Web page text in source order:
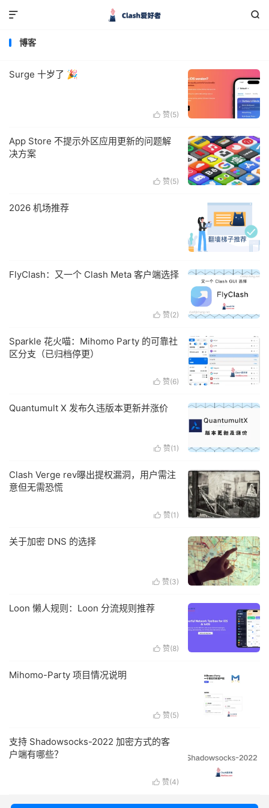


博客
Surge 十岁了 🎉
 赞(5)
App Store 不提示外区应用更新的问题解
决方案
 赞(5)
2026 机场推荐
FlyClash：又一个 Clash Meta 客户端选择
 赞(2)
Sparkle 花火喵：Mihomo Party 的可靠社
区分支（已归档停更）
 赞(6)
Quantumult X 发布久违版本更新并涨价
 赞(1 )
Clash Verge rev曝出提权漏洞，用户需注
意但无需恐慌
 赞(1 )
关于加密 DNS 的选择
 赞(3)
Loon 懒人规则：Loon 分流规则推荐
 赞(8)
Mihomo-Party 项目情况说明
 赞(5)
支持 Shadowsocks-2022 加密方式的客
户端有哪些？
 赞(4)